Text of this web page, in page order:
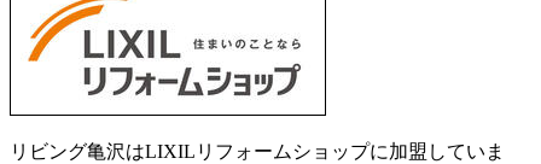
リビング亀沢はLIXILリフォームショップに加盟していま